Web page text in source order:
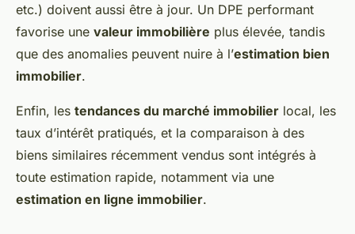
etc.) doivent aussi être à jour. Un DPE performant
favorise une valeur immobilière plus élevée, tandis
que des anomalies peuvent nuire à l’estimation bien
immobilier.
Enfin, les tendances du marché immobilier local, les
taux d’intérêt pratiqués, et la comparaison à des
biens similaires récemment vendus sont intégrés à
toute estimation rapide, notamment via une
estimation en ligne immobilier.